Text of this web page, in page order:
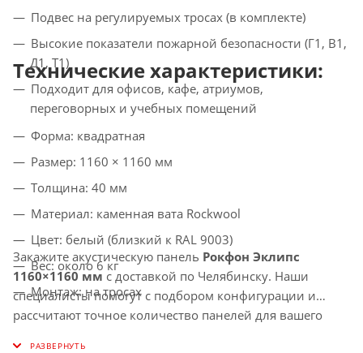
Подвес на регулируемых тросах (в комплекте)
Высокие показатели пожарной безопасности (Г1, В1,
Д1, Т1)
Подходит для офисов, кафе, атриумов,
переговорных и учебных помещений
Технические характеристики:
Форма: квадратная
Размер: 1160 × 1160 мм
Толщина: 40 мм
Материал: каменная вата Rockwool
Цвет: белый (близкий к RAL 9003)
Вес: около 6 кг
Монтаж: на тросах
Закажите акустическую панель Рокфон Эклипс
1160×1160 мм с доставкой по Челябинску. Наши
специалисты помогут с подбором конфигурации и
рассчитают точное количество панелей для вашего